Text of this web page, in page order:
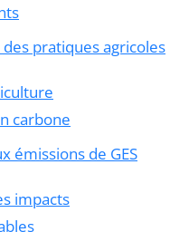
pratiques agricoles
carbone
émissions de GES
impacts